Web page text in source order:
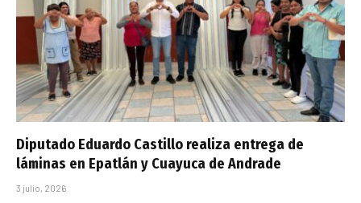
Diputado Eduardo Castillo realiza entrega de
láminas en Epatlán y Cuayuca de Andrade
3 julio, 2026